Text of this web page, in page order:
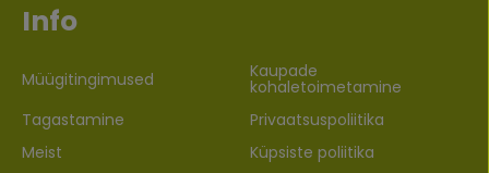
Info
Müügitingimused Kaupade
kohaletoimetamine
Tagastamine
Privaatsuspoliitika
Meist
Küpsiste poliitika